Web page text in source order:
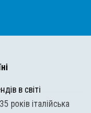
в світі
років італійська